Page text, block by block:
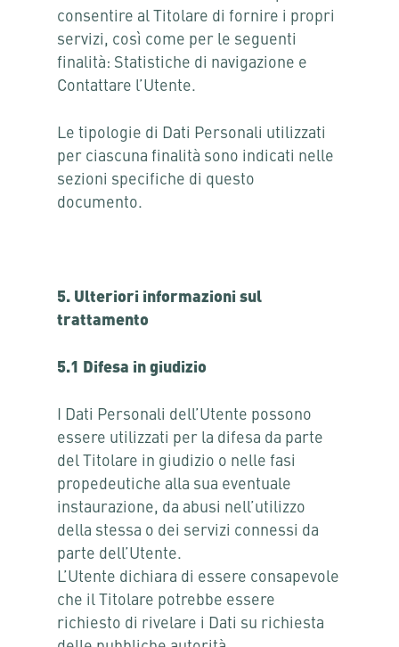
consentire al Titolare di fornire i propri
servizi, così come per le seguenti
finalità: Statistiche di navigazione e
Contattare l’Utente.
Le tipologie di Dati Personali utilizzati
per ciascuna finalità sono indicati nelle
sezioni specifiche di questo
documento.
5. Ulteriori informazioni sul
trattamento
5.1 Difesa in giudizio
I Dati Personali dell’Utente possono
essere utilizzati per la difesa da parte
del Titolare in giudizio o nelle fasi
propedeutiche alla sua eventuale
instaurazione, da abusi nell’utilizzo
della stessa o dei servizi connessi da
parte dell’Utente.
L’Utente dichiara di essere consapevole
che il Titolare potrebbe essere
richiesto di rivelare i Dati su richiesta